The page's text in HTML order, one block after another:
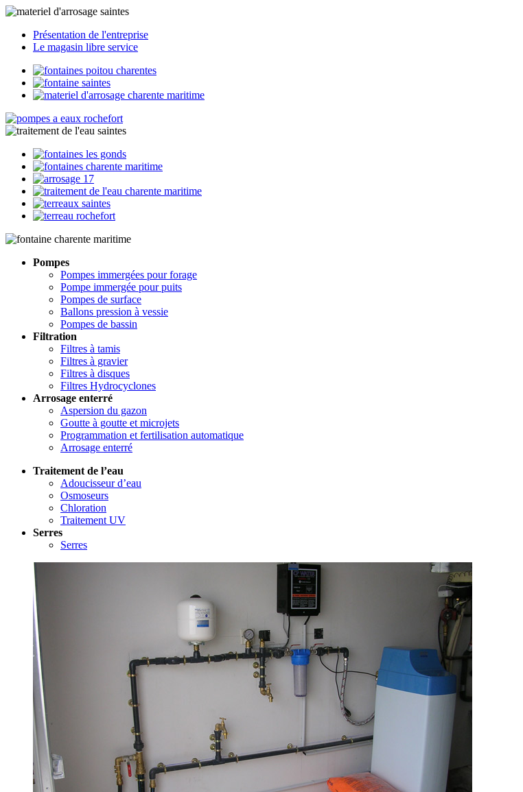
Présentation de l'entreprise
Le magasin libre service
Pompes
Pompes immergées pour forage
Pompe immergée pour puits
Pompes de surface
Ballons pression à vessie
Pompes de bassin
Filtration
Filtres à tamis
Filtres à gravier
Filtres à disques
Filtres Hydrocyclones
Arrosage enterré
Aspersion du gazon
Goutte à goutte et microjets
Programmation et fertilisation automatique
Arrosage enterré
Traitement de l’eau
Adoucisseur d’eau
Osmoseurs
Chloration
Traitement UV
Serres
Serres